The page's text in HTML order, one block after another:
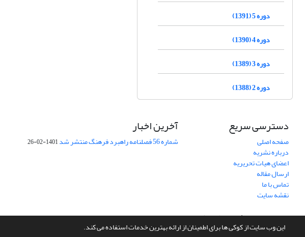
این وب سایت از کوکی ها برای اطمینان از ارائه بهترین خدمات استفاده می کند.
دوره 5 (1391)
دوره 4 (1390)
دوره 3 (1389)
دوره 2 (1388)
دسترسی سریع
صفحه اصلی
درباره نشریه
اعضای هیات تحریریه
ارسال مقاله
تماس با ما
نقشه سایت
آخرین اخبار
شماره 56 فصلنامه راهبرد فرهنگ منتشر شد 1401-02-26
سامانه مدیریت نشریات علمی.طراحی و پیاده سازی ازسیناوب